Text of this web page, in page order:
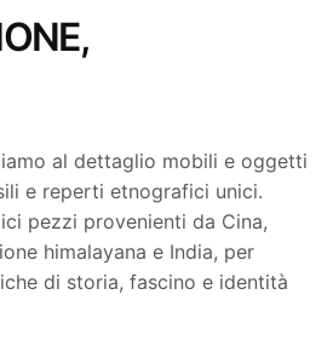
al dettaglio mobili e oggetti
e reperti etnografici unici.
pezzi provenienti da Cina,
himalayana e India, per
di storia, fascino e identità